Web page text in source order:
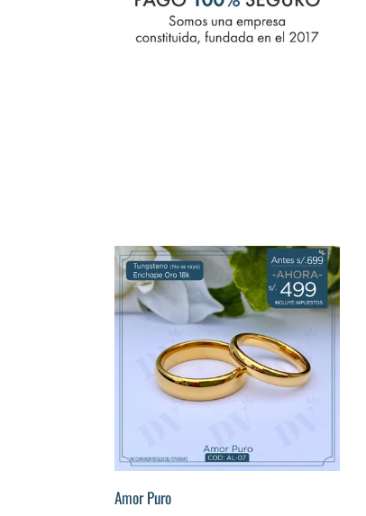
Amor
Puro
Amor Puro